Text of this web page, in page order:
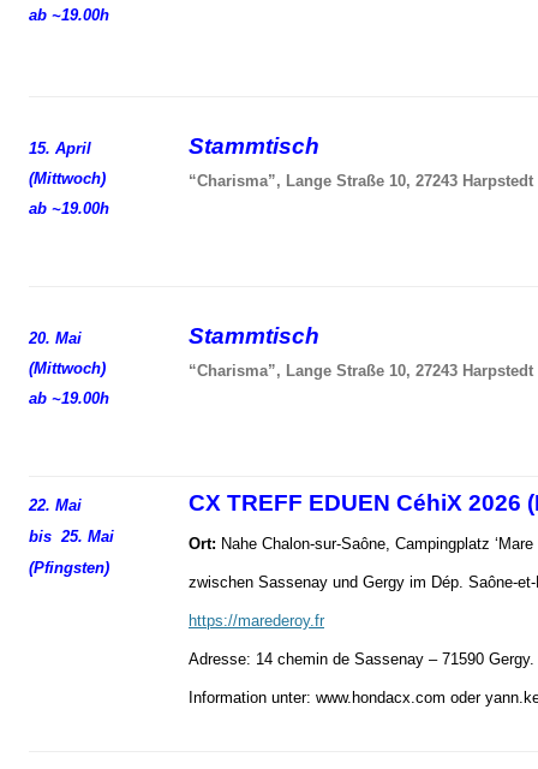
ab ~19.00h
15. April
(Mittwoch)
ab ~19.00h
Stammtisch
“Charisma”, Lange Straße 10, 27243 Harpstedt
20. Mai
(Mittwoch)
ab ~19.00h
Stammtisch
“Charisma”, Lange Straße 10, 27243 Harpstedt
22. Mai
bis 25. Mai
(Pfingsten)
CX TREFF EDUEN CéhiX 2026
Ort: Nahe Chalon-sur-Saône, Campingplatz ‘Mare
zwischen Sassenay und Gergy im Dép. Saône-
https://marederoy.fr
Adresse: 14 chemin de Sassenay – 71590 Gergy.
Information unter: www.hondacx.com oder